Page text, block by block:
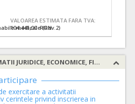
medicale (Rev.2)
VALOAREA ESTIMATA FARA TVA:
104.441,00 RON
SECTIUNEA III: INFORMATII JURIDICE, ECONOMICE, FINANCIARE SI TEHNICE
exercitare a activitatii
cerintele privind inscrierea in